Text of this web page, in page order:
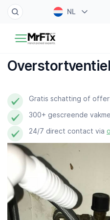
NL
ES
Schilder
Elektricien
Loodgieter
Slotenmaker
Witgoedmonteur
Hovenier
Schoonmaker
Gratis schatting of
300+ gescreende
24/7 direct contact via